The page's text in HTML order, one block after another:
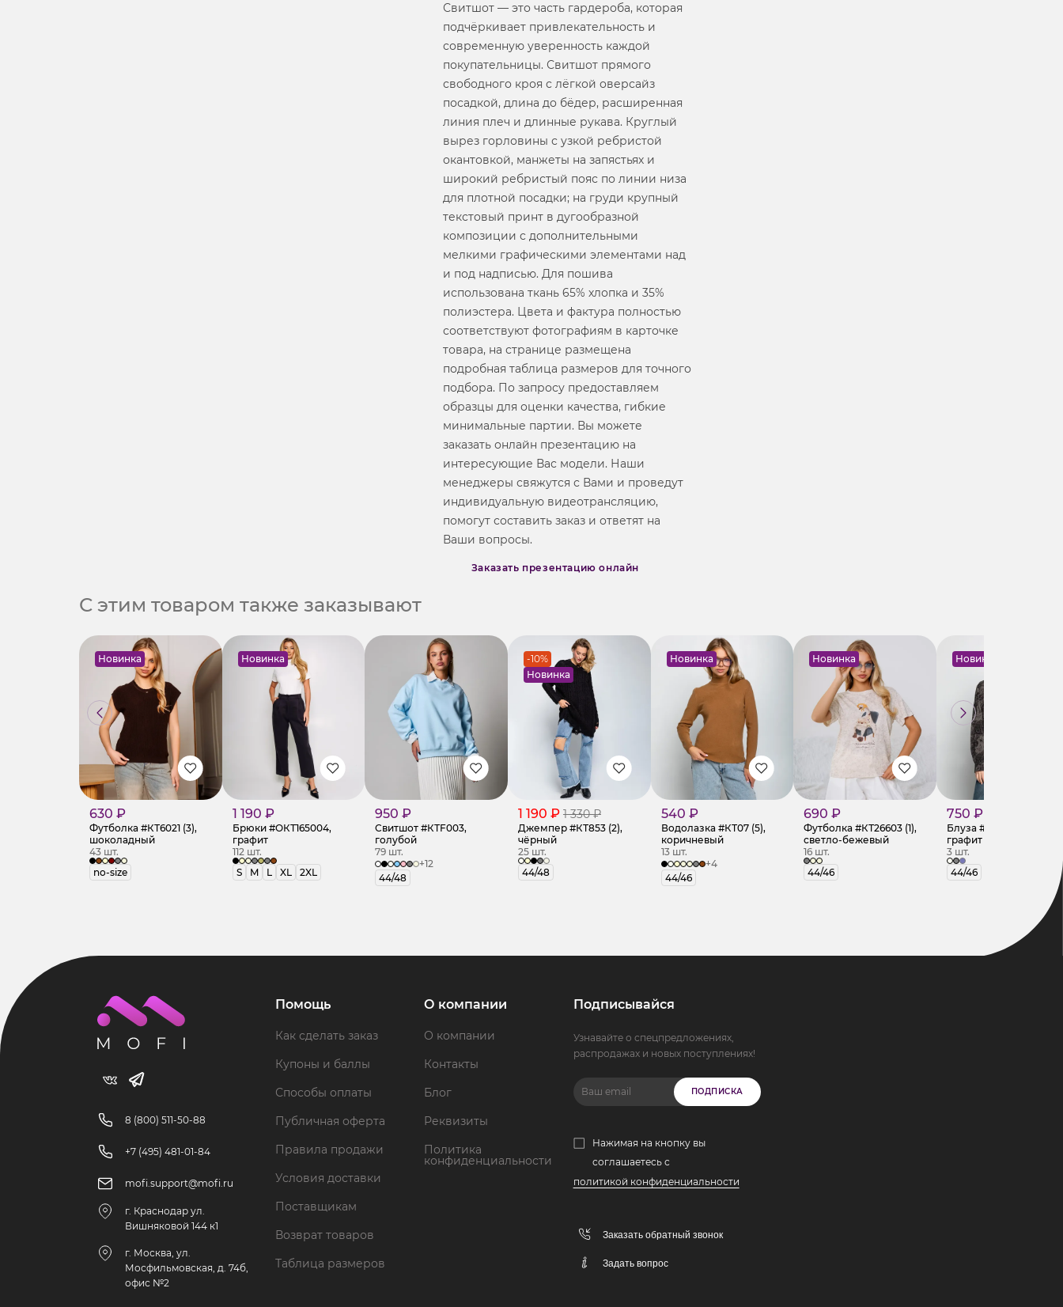
Свитшот — это часть гардероба, которая
подчёркивает привлекательность и
современную уверенность каждой
покупательницы. Свитшот прямого
свободного кроя с лёгкой оверсайз
посадкой, длина до бёдер, расширенная
линия плеч и длинные рукава. Круглый
вырез горловины с узкой ребристой
окантовкой, манжеты на запястьях и
широкий ребристый пояс по линии низа
для плотной посадки; на груди крупный
текстовый принт в дугообразной
композиции с дополнительными
мелкими графическими элементами над
и под надписью. Для пошива
использована ткань 65% хлопка и 35%
полиэстера. Цвета и фактура полностью
соответствуют фотографиям в карточке
товара, на странице размещена
подробная таблица размеров для точного
подбора. По запросу предоставляем
образцы для оценки качества, гибкие
минимальные партии. Вы можете
заказать онлайн презентацию на
интересующие Вас модели. Наши
менеджеры свяжутся с Вами и проведут
индивидуальную видеотрансляцию,
помогут составить заказ и ответят на
Ваши вопросы.
Заказать презентацию онлайн
С этим товаром также заказывают
Новинка
630 ₽
Футболка #КТ6021 (3),
шоколадный
43 шт.
no-size
Новинка
1 190 ₽
Брюки #ОКТ165004,
графит
112 шт.
S
M L XL 2XL
950 ₽
Свитшот #КТF003,
голубой
79 шт.
+12
44/48
-10%
Новинка
1 190 ₽ 1 330 ₽
Джемпер #КТ853 (2),
чёрный
25 шт.
44/48
Новинка
540 ₽
Водолазка #КТ07 (5),
коричневый
13 шт.
+4
44/46
Новинка
690 ₽
Футболка #КТ26603 (1),
светло-бежевый
16 шт.
44/46
Новинка
750 ₽
Блуза #КТ2580 (1),
графит
3 шт.
44/46
8 (800) 511-50-88
+7 (495) 481-01-84
mofi.support@mofi.ru
г. Краснодар ул.
Вишняковой 144 к1
г. Москва, ул.
Мосфильмовская, д. 74б,
офис №2
Помощь
Как сделать заказ
Купоны и баллы
Способы оплаты
Публичная оферта
Правила продажи
Условия доставки
Поставщикам
Возврат товаров
Таблица размеров
О компании
О компании
Контакты
Блог
Реквизиты
Политика
конфиденциальности
Подписывайся
Узнавайте о спецпредложениях,
распродажах и новых поступлениях!
ПОДПИСКА
Нажимая на кнопку вы
соглашаетесь с
политикой конфиденциальности
Заказать обратный звонок
Задать вопрос